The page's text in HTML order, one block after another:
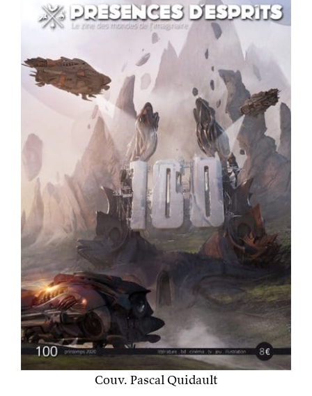
Couv. Pascal Quidault